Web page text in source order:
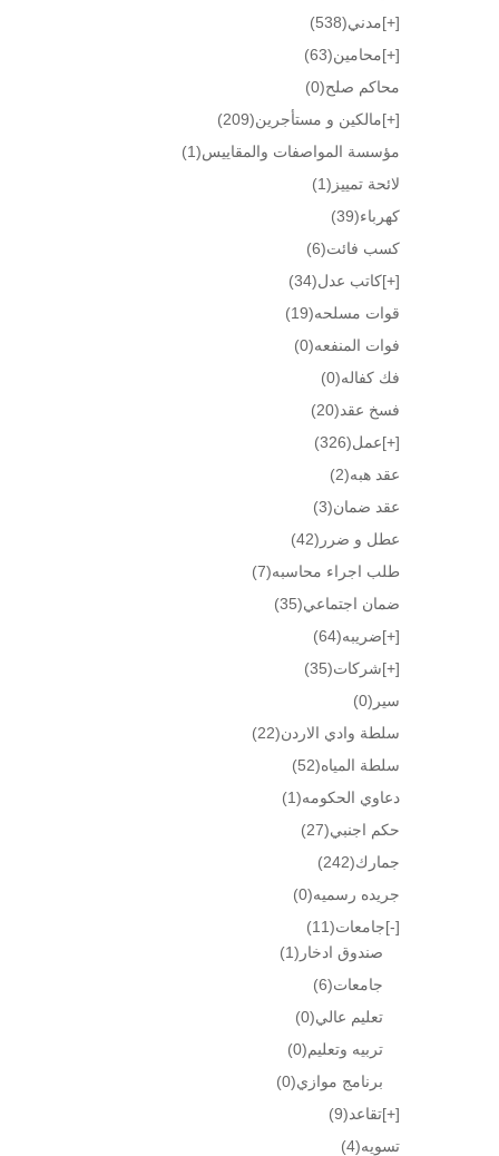
[+]مدني(538)
[+]محامين(63)
محاكم صلح(0)
[+]مالكين و مستأجرين(209)
مؤسسة المواصفات والمقاييس(1)
لائحة تمييز (1)
كهرباء(39)
كسب فائت(6)
[+]كاتب عدل(34)
قوات مسلحه(19)
فوات المنفعه(0)
فك كفاله(0)
فسخ عقد(20)
[+]عمل(326)
عقد هبه(2)
عقد ضمان(3)
عطل و ضرر (42)
طلب اجراء محاسبه(7)
ضمان اجتماعي(35)
[+]ضريبه(64)
[+]شركات(35)
سير (0)
سلطة وادي الاردن(22)
سلطة المياه(52)
دعاوي الحكومه(1)
حكم اجنبي(27)
جمارك(242)
جريده رسميه(0)
[-]جامعات(11)
صندوق ادخار (1)
جامعات(6)
تعليم عالي(0)
تربيه وتعليم(0)
برنامج موازي(0)
[+]تقاعد(9)
تسويه(4)